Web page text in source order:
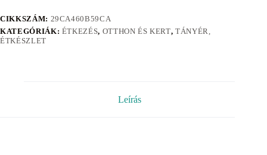
CIKKSZÁM: 29CA460B59CA
KATEGÓRIÁK: ÉTKEZÉS, OTTHON ÉS KERT,TÁNYÉR,
ÉTKÉSZLET
Leírás